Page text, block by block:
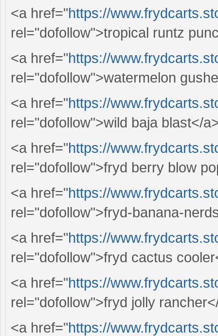
<a href="https://
rel="dofollow">tropical runtz
<a href="https://
rel="dofollow">watermelon
<a href="https://
rel="dofollow">wild baja blast</
<a href="https://
rel="dofollow">fryd berry blow
<a href="https://
rel="dofollow">fryd-banana-
<a href="https://
rel="dofollow">fryd cactus
<a href="https://
rel="dofollow">fryd jolly
<a href="https://